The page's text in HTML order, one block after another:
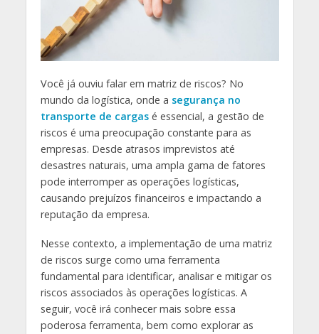
Você já ouviu falar em matriz de riscos? No
mundo da logística, onde a segurança no
transporte de cargasé essencial, a gestão de
riscos é uma preocupação constante para as
empresas. Desde atrasos imprevistos até
desastres naturais, uma ampla gama de fatores
pode interromper as operações logísticas,
causando prejuízos financeiros e impactando a
reputação da empresa.
Nesse contexto, a implementação de uma matriz
de riscos surge como uma ferramenta
fundamental para identificar, analisar e mitigar os
riscos associados às operações logísticas. A
seguir, você irá conhecer mais sobre essa
poderosa ferramenta, bem como explorar as